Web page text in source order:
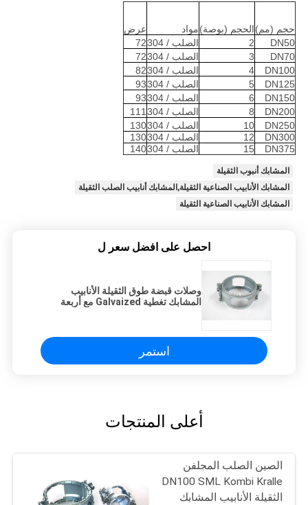
حجم (مم)الحجم (بوصة)مواد
عرض
DN50
2 الصلب / 304
72
DN70
3 الصلب / 304
72
DN100
4 الصلب / 304
82
DN125
5 الصلب / 304
93
DN150
6 الصلب / 304
93
DN200
8 الصلب / 304
111
DN250
10 الصلب / 304
130
DN300
12 الصلب / 304
130
DN375
15 الصلب / 304 140
المشابك أنبوب الثقيلة
المشابك الأنابيب الصناعية الثقيلة,المشابك أنابيب الصلب الثقيلة
المشابك الأنابيب الصناعية الثقيلة
احصل على افضل سعر ل
وصلات قبضة طوق الثقيلة الأنابيب
المشابك تغطية Galvaized مع أربعة
استمر
أعلى المنتجات
الصين الصلب المجلفن
DN100 SML Kombi Kralle
الثقيلة الأنابيب المشابك